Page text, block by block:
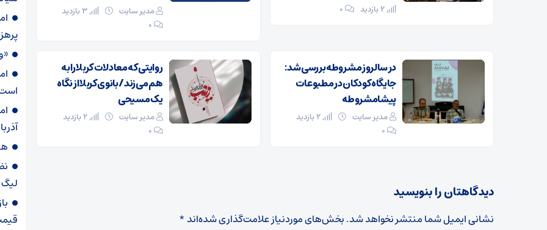
۰ مدیر سایت
3 بازدید
۰
در سالروز مشروطه بررسی شد:
جایگاه کودکان در مطبوعات
پیشامشروطه
مدیر سایت
۰
روایتی که معادلات کربلا را به
هم می‌زند/ بانوی کربلا از نگاه
یک مسیحی
مدیر سایت
2 بازدید
۰
دیدگاهتان را بنویسید
نشانی ایمیل شما منتشر نخواهد شد.بخش‌های موردنیاز علامت‌گذاری شده‌اند*
لیگ